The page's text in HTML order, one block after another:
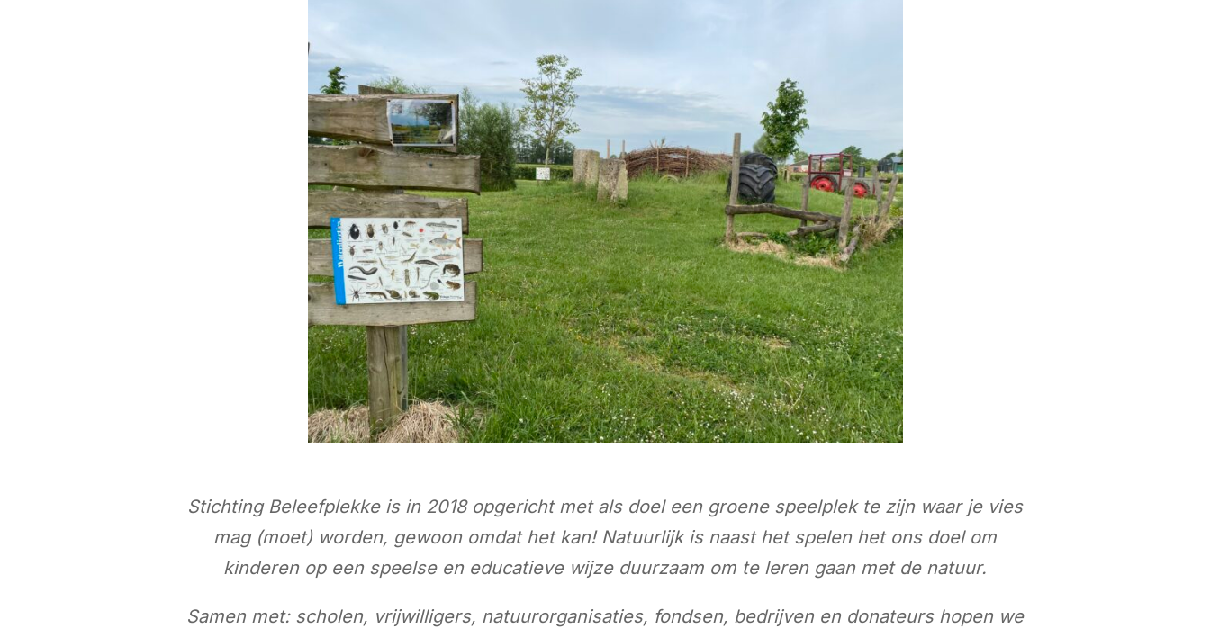
Stichting Beleefplekke is in 2018 opgericht met als doel een groene speelplek te zijn waar je vies
mag (moet) worden, gewoon omdat het kan! Natuurlijk is naast het spelen het ons doel om
kinderen op een speelse en educatieve wijze duurzaam om te leren gaan met de natuur.
Samen met: scholen, vrijwilligers, natuurorganisaties, fondsen, bedrijven en donateurs hopen we